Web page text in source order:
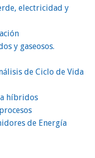
electricidad y
y gaseosos.
de Ciclo de Vida
híbridos
de Energía